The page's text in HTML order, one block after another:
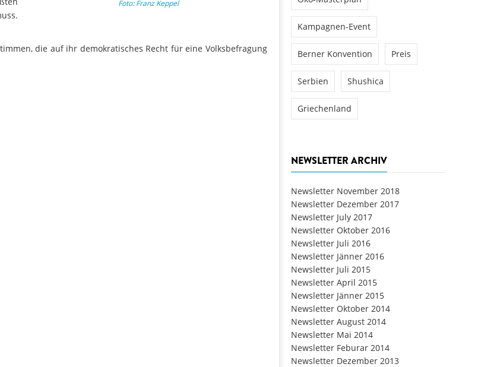
Foto: Franz Keppel
die auf ihr demokratisches Recht für eine Volksbefragung
Kampagnen-Event
Berner Konvention Preis
Serbien Shushica
Griechenland
NEWSLETTER ARCHIV
Newsletter November 2018
Newsletter Dezember 2017
Newsletter July 2017
Newsletter Oktober 2016
Newsletter Juli 2016
Newsletter Jänner 2016
Newsletter Juli 2015
Newsletter April 2015
Newsletter Jänner 2015
Newsletter Oktober 2014
Newsletter August 2014
Newsletter Mai 2014
Newsletter Feburar 2014
Newsletter Dezember 2013